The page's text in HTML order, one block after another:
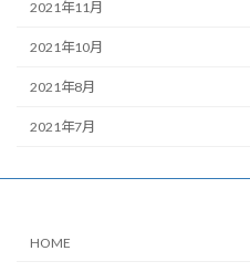
2021年11月
2021年10月
2021年8月
2021年7月
HOME